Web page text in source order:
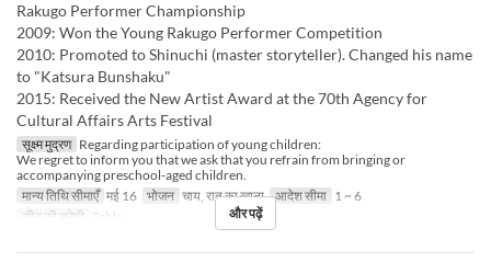
Rakugo Performer Championship
2009: Won the Young Rakugo Performer Competition
2010: Promoted to Shinuchi (master storyteller). Changed his name
to "Katsura Bunshaku"
2015: Received the New Artist Award at the 70th Agency for
Cultural Affairs Arts Festival
सूक्ष्म मुद्रण Regarding participation of young children:
We regret to inform you that we ask that you refrain from bringing or
accompanying preschool-aged children.
मान्य तिथि सीमाएँ मई 16 भोजन चाय, रात का खाना आदेश सीमा 1 ~ 6
सीट की श्रेणी Table और पढ़ें